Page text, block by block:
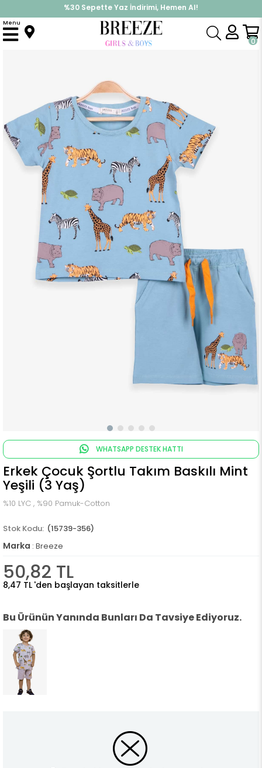
%30 Sepette Yaz İndirimi, Hemen Al!
İndirimlere ek %10 İndirimi Kap, Hemen Üye Ol!
0
Menu
Anasayfa Takımlar Kapri & Şort Takımı Erkek Çocuk Şortlu Takım Baskılı Mint Yeşili (3 Yaş)
WHATSAPP DESTEK HATTI
Erkek Çocuk Şortlu Takım Baskılı Mint
Yeşili (3 Yaş)
%10 LYC , %90 Pamuk-Cotton
(15739-356)
Marka : Breeze
50,82 TL
8,47 TL 'den başlayan taksitlerle
Bu Ürünün Yanında Bunları Da Tavsiye Ediyoruz.